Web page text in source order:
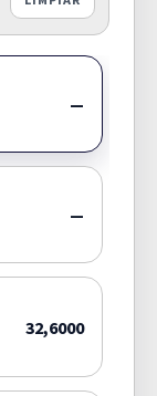
—
—
32,6000